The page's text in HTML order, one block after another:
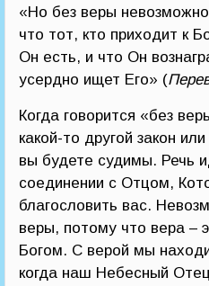
«Но без веры
что тот, кто приходит к
Он есть, и что Он
усердно ищет Его» (
Когда говорится «без
какой-то другой закон
вы будете судимы. Речь
соединении с Отцом,
благословить вас.
веры, потому что вера –
Богом. С верой мы
когда наш Небесный